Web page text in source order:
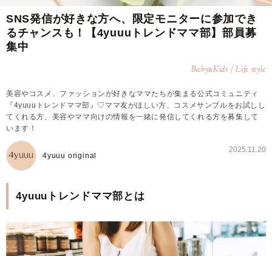
SNS発信が好きな方へ、限定モニターに参加でき
るチャンスも！【4yuuuトレンドママ部】部員募
集中
Baby&Kids / Life style
美容やコスメ、ファッションが好きなママたちが集まる公式コミュニティ
『4yuuuトレンドママ部』♡ママ友がほしい方、コスメサンプルをお試しし
てくれる方、美容やママ向けの情報を一緒に発信してくれる方を募集して
います！
4yuuu original
2025.11.20
4yuuuトレンドママ部とは